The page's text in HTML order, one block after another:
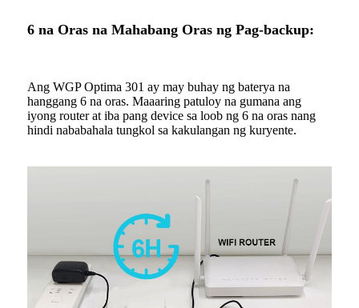
6 na Oras na Mahabang Oras ng Pag-backup:
Ang WGP Optima 301 ay may buhay ng baterya na
hanggang 6 na oras. Maaaring patuloy na gumana ang
iyong router at iba pang device sa loob ng 6 na oras nang
hindi nababahala tungkol sa kakulangan ng kuryente.